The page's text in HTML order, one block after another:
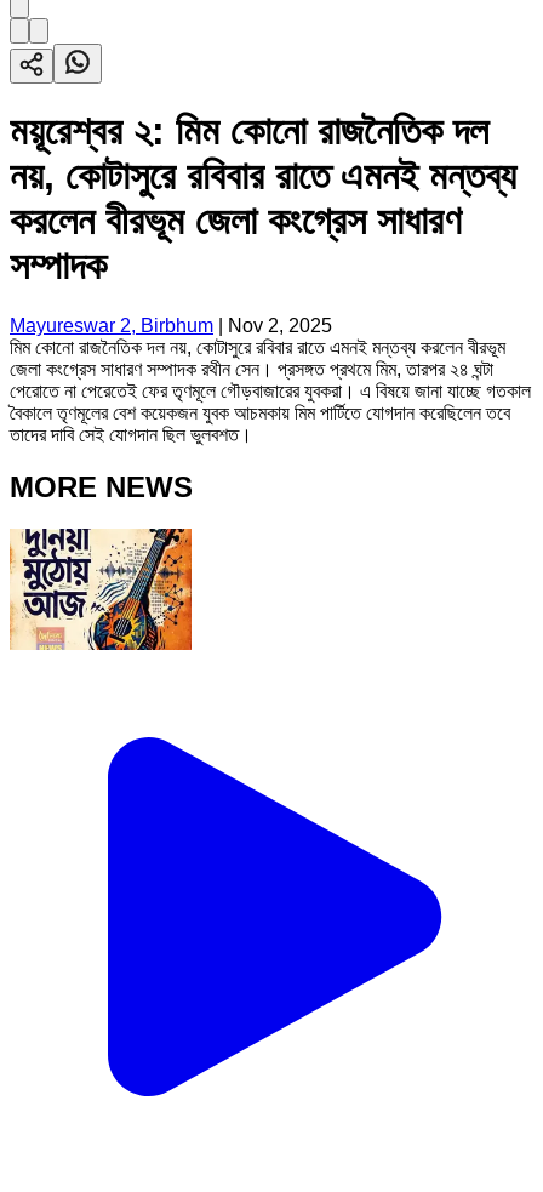
ময়ূরেশ্বর ২: মিম কোনো রাজনৈতিক দল
নয়, কোটাসুরে রবিবার রাতে এমনই মন্তব্য
করলেন বীরভূম জেলা কংগ্রেস সাধারণ
সম্পাদক
Mayureswar 2, Birbhum
Nov 2, 2025
মিম কোনো রাজনৈতিক দল নয়, কোটাসুরে রবিবার রাতে এমনই মন্তব্য করলেন বীরভূম
জেলা কংগ্রেস সাধারণ সম্পাদক রথীন সেন। প্রসঙ্গত প্রথমে মিম, তারপর ২৪ ঘন্টা
পেরোতে না পেরেতেই ফের তৃণমূলে গৌড়বাজারের যুবকরা। এ বিষয়ে জানা যাচ্ছে গতকাল
বৈকালে তৃণমূলের বেশ কয়েকজন যুবক আচমকায় মিম পার্টিতে যোগদান করেছিলেন তবে
তাদের দাবি সেই যোগদান ছিল ভুলবশত।
MORE NEWS